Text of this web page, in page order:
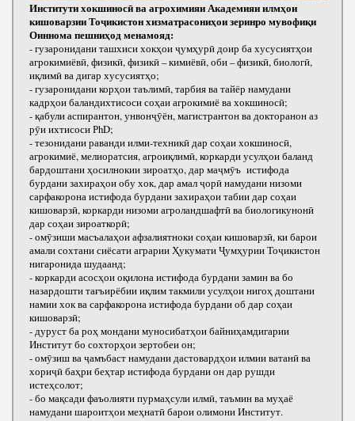
Институти хокшиносӣ ва агрохимияи Академияи илмҳои
кишоварзии Тоҷикистон хизматрасониҳои зеринро мувофиқи
Оиннома пешниҳод менамояд:
- гузаронидани ташхиси хокҳои ҷумҳурӣ доир ба хусусиятҳои
агрокимиёвӣ, физикӣ, физикӣ – кимиёвӣ, оби – физикӣ, биологӣ,
иқлимӣ ва дигар хусусиятҳо;
- гузаронидани корҳои таълимӣ, тарбия ва тайёр намудани
кадрҳои баландихтисоси соҳаи агрокимиё ва хокшиносӣ;
- қабули аспирантон, унвонҷӯён, магистрантон ва докторанон аз
рӯи ихтисоси РhD;
- тезонидани раванди илми-техникӣ дар соҳаи хокшиносӣ,
агрокимиё, мелиоратсия, агроиқлимӣ, коркарди усулҳои баланд
бардоштани ҳосилнокии зироатҳо, дар маҷмӯъ истифода
бурдани захираҳои обу хок, дар амал ҷорӣ намудани низоми
сарфакорона истифода бурдани захираҳои табии дар соҳаи
кишоварзӣ, коркарди низоми агроландшафтӣ ва биологикунонӣ
дар соҳаи зироаткорӣ;
- омӯзиши масъалаҳои афзалиятноки соҳаи кишоварзӣ, ки барои
амали сохтани сиёсати аграрии Ҳукумати Ҷумҳурии Тоҷикистон
нигаронида шудаанд;
- коркарди асосҳои оқилона истифода бурдани замин ва бо
назардошти тағъирёбии иқлим такмили усулҳои нигоҳ доштани
намии хок ва сарфакорона истифода бурдани об дар соҳаи
кишоварзӣ;
- дуруст ба роҳ мондани муносибатҳои байниҳамдигарии
Институт бо сохторҳои зертобеи он;
- омӯзиш ва ҷамъбаст намудани дастовардҳои илмии ватанӣ ва
хориҷӣ баҳри беҳтар истифода бурдани он дар рушди
истеҳсолот;
- бо мақсади фаъолияти пурмаҳсули илмӣ, таъмин ва муҳаё
намудани шароитҳои меҳнатӣ барои олимони Институт.